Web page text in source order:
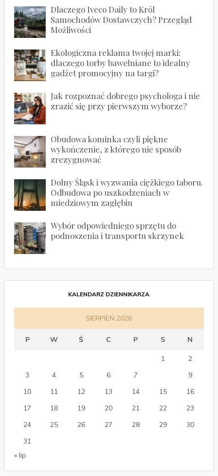
Dlaczego Iveco Daily to Król
Samochodów Dostawczych? Przegląd
Możliwości
Ekologiczna reklama twojej marki:
dlaczego torby bawełniane to idealny
gadżet promocyjny na targi?
Jak rozpoznać dobrego psychologa i nie
zrazić się przy pierwszym wyborze?
Obudowa kominka czyli piękne
wykończenie, z którego nie sposób
zrezygnować
Dolny Śląsk i wyzwania ciężkiego taboru.
Odbudowa po uszkodzeniach w
miedziowym zagłębiu
Wybór odpowiedniego sprzętu do
podnoszenia i transportu skrzynek
KALENDARZ DZIENNIKARZA
SIERPIEŃ 2026
P W Ś C P S N
1
2
3
4 5 6 7
9
10
11 12 13 14 15
16
17
18 19 20 21 22
23
24
25 26 27 28 29
30
31
« lip